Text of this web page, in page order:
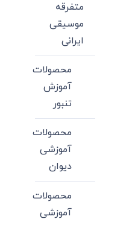
متفرقه
موسیقی
ایرانی
محصولات
آموزش
تنبور
محصولات
آموزشی
دیوان
محصولات
آموزشی